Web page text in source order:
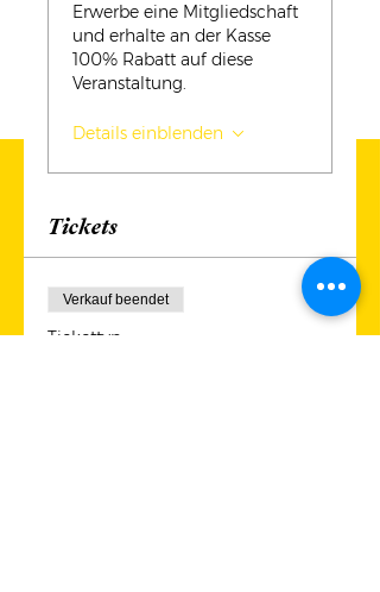
Erwerbe eine Mitgliedschaft
und erhalte an der Kasse
100% Rabatt auf diese
Veranstaltung.
Details einblenden
Tickets
Verkauf beendet
Tickettyp